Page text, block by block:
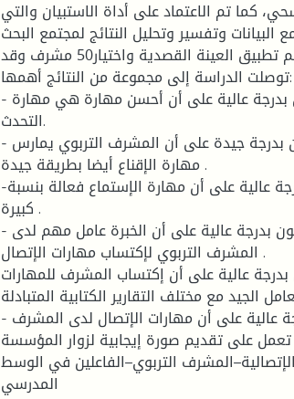
كما تم الاعتماد على أداة الاستبيان والتي
وتفسير وتحليل النتائج لمجتمع البحث
المتمثل في المشرفين حيث تم تطبيق العينة القصدية واختيار50 مشرف وقد
توصلت الدراسة إلى مجموعة من النتائج أهمها:
- أفراد عينة الدراسة موافقون بدرجة عالية على أن أحسن مهارة هي مهارة
التحدث.
- أفراد عينة الدراسة موافقون بدرجة جيدة على أن المشرف التربوي يمارس
مهارة الإقناع أيضا بطريقة جيدة .
-أفراد عينة الدراسة موافقون بدرجة عالية على أن مهارة الإستماع فعالة بنسبة
كبيرة .
- أفراد عينة الدراسة موافقون بدرجة عالية على أن الخبرة عامل مهم لدى
المشرف التربوي لإكتساب مهارات الإتصال .
بدرجة عالية على أن إكتساب المشرف للمهارات
الجيد مع مختلف التقارير الكتابية المتبادلة .
- أفراد عينة الدراسة موافقون بدرجة عالية على أن مهارات الإتصال لدى المشرف
تعمل على تقديم صورة إيجابية لزوار المؤسسة.
التربوي–الفاعلين في الوسط
المدرسي